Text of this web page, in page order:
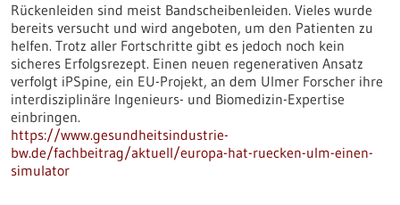
Rückenleiden sind meist Bandscheibenleiden. Vieles wurde
bereits versucht und wird angeboten, um den Patienten zu
helfen. Trotz aller Fortschritte gibt es jedoch noch kein
sicheres Erfolgsrezept. Einen neuen regenerativen Ansatz
verfolgt iPSpine, ein EU-Projekt, an dem Ulmer Forscher ihre
interdisziplinäre Ingenieurs- und Biomedizin-Expertise
einbringen.
https://www.gesundheitsindustrie-
bw.de/fachbeitrag/aktuell/europa-hat-ruecken-ulm-einen-
simulator